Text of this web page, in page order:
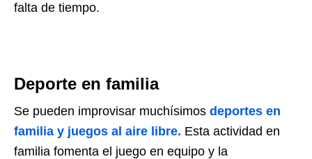
falta de tiempo.
Deporte en familia
Se pueden improvisar muchísimos deportes en
familia y juegos al aire libre. Esta actividad en
familia fomenta el juego en equipo y la